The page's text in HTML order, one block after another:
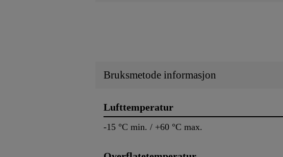
Bruksmetode informasjon
Lufttemperatur
-15 °C min. / +60 °C max.